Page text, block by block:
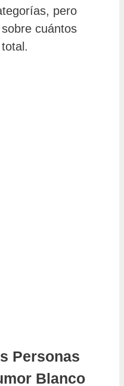
pero
cuántos
Personas
Blanco